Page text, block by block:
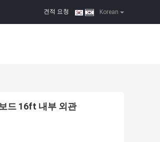
Korean
견적 요청 |
드 16ft 내부 외관